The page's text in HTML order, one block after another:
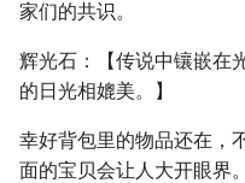
家们的共识。
辉光石：【传说中镶嵌在
的日光相媲美。】
幸好背包里的物品还在，
面的宝贝会让人大开眼界